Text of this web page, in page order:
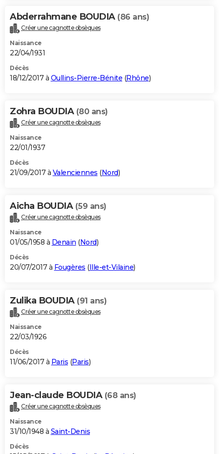
Abderrahmane BOUDIA (86 ans)
Créer une cagnotte obsèques
Naissance
22/04/1931
Décès
18/12/2017 à Oullins-Pierre-Bénite (Rhône)
Zohra BOUDIA (80 ans)
Créer une cagnotte obsèques
Naissance
22/01/1937
Décès
21/09/2017 à Valenciennes (Nord)
Aicha BOUDIA (59 ans)
Créer une cagnotte obsèques
Naissance
01/05/1958 à Denain (Nord)
Décès
20/07/2017 à Fougères (Ille-et-Vilaine)
Zulika BOUDIA (91 ans)
Créer une cagnotte obsèques
Naissance
22/03/1926
Décès
11/06/2017 à Paris (Paris)
Jean-claude BOUDIA (68 ans)
Créer une cagnotte obsèques
Naissance
31/10/1948 à Saint-Denis
Décès